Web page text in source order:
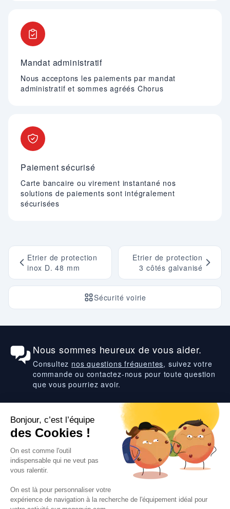
Mandat administratif
Nous acceptons les paiements par mandat
administratif et sommes agréés Chorus
Paiement sécurisé
Carte bancaire ou virement instantané nos
solutions de paiements sont intégralement
sécurisées
Etrier de protection
inox D. 48 mm
Sécurité voirie
Etrier de protection
3 côtés galvanisé
Nous sommes heureux de vous aider.
Consultez nos questions fréquentes, suivez votre
commande ou contactez-nous pour toute question
que vous pourriez avoir.
Suivez-nous
VOS SERVICES